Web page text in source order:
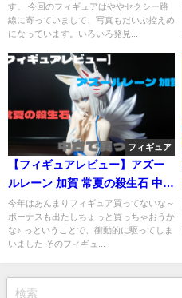
す。 今回のフィギュアはややセクシー路
線に寄っていまして、写真もだいぶ控えめ
になっています。いろいろ発見...
フィギュア
【フィギュアレビュー】アズー
ルレーン 加賀 常夏の殺生石 中古
で買った結果・・・
今年はあんまりフィギュア買ってないな～
ボーナスも出たしちょっと買っちゃおうか
な♪ っということで、衝動的に駆ってしま
いました そのフィギュ...